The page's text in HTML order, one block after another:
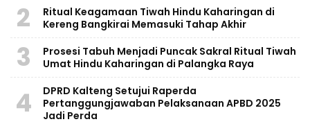
2
Ritual Keagamaan Tiwah Hindu Kaharingan di
Kereng Bangkirai Memasuki Tahap Akhir
3
Prosesi Tabuh Menjadi Puncak Sakral Ritual Tiwah
Umat Hindu Kaharingan di Palangka Raya
4
​DPRD Kalteng Setujui Raperda
Pertanggungjawaban Pelaksanaan APBD 2025
Jadi Perda